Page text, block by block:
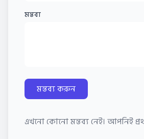
মন্তব্য
মন্তব্য করুন
এখনো কোনো মন্তব্য নেই। আপনিই